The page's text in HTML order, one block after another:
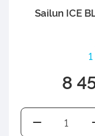
Sailun ICE
8